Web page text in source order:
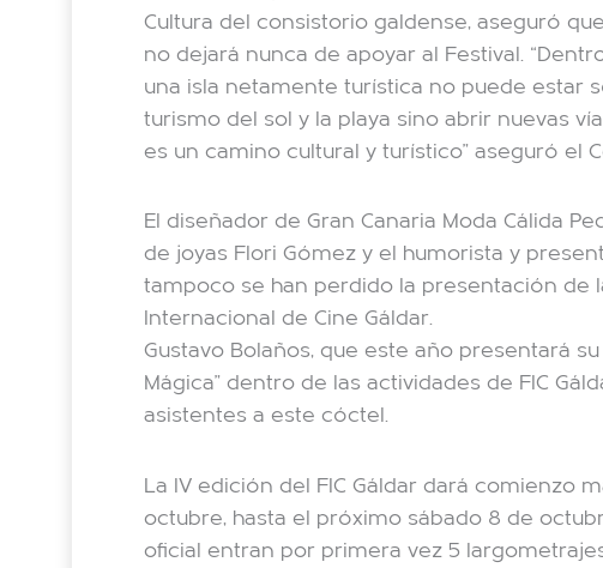
Cultura del consistorio galdense, aseguró
no dejará nunca de apoyar al Festival.
una isla netamente turística no puede estar
turismo del sol y la playa sino abrir nuevas
es un camino cultural y turístico” aseguró el
El diseñador de Gran Canaria Moda Cálida
de joyas Flori Gómez y el humorista y
tampoco se han perdido la presentación de
Internacional de Cine Gáldar.
Gustavo Bolaños, que este año presentará
Mágica” dentro de las actividades de FIC
asistentes a este cóctel.
La IV edición del FIC Gáldar dará comienzo
octubre, hasta el próximo sábado 8 de
oficial entran por primera vez 5